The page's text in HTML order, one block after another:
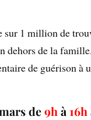
sur 1 million de
dehors de la
de guérison à
de9hà 16h